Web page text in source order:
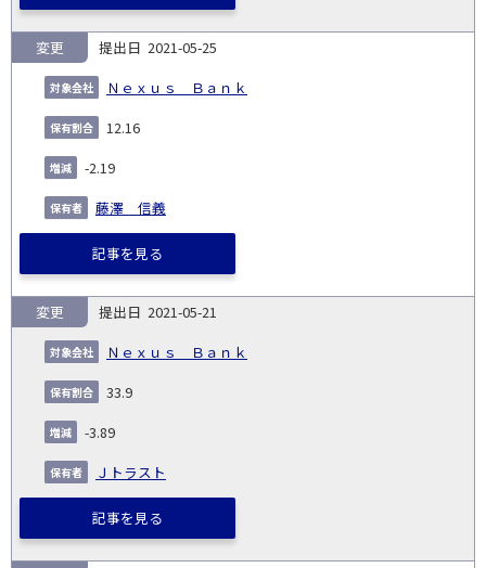
2021-05-25
Ｎｅｘｕｓ Ｂａｎｋ
変更
12.16
-2.19
藤澤 信義
記事を見る
2021-05-21
Ｎｅｘｕｓ Ｂａｎｋ
変更
33.9
-3.89
Ｊトラスト
記事を見る